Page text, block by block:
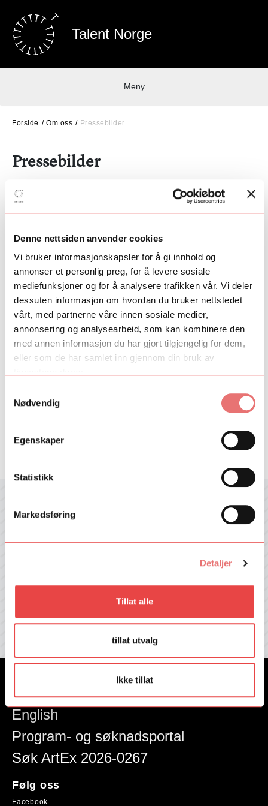
Denne nettsiden anvender cookies
Vi bruker informasjonskapsler for å gi innhold og
annonser et personlig preg, for å levere sosiale
mediefunksjoner og for å analysere trafikken vår. Vi deler
dessuten informasjon om hvordan du bruker nettstedet
vårt, med partnerne våre innen sosiale medier,
annonsering og analysearbeid, som kan kombinere den
med annen informasjon du har gjort tilgjengelig for dem,
eller som de har samlet inn gjennom din bruk av
Nødvendig
Egenskaper
Statistikk
Markedsføring
Detaljer
Tillat alle
tillat utvalg
Ikke tillat
Talent Norge
Meny
Forside Om oss Pressebilder
Pressebilder
Følg lenken for nedlastbare pressebilder
Fant du det du lette etter?
Om Talent Norge
About Talent Norway
Samarbeidspartnere
Motta nyhetsbrev fra Talent Norge
fra Talent Norge!
Ja, send meg informasjon på e-post.
personvernerklæring her
Nyheter
English
Program- og søknadsportal
Søk ArtEx 2026-0267
Følg oss
Facebook